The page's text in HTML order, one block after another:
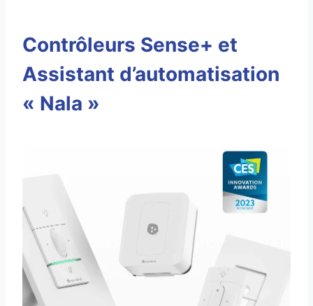
Contrôleurs Sense+ et
Assistant d’automatisation
« Nala »